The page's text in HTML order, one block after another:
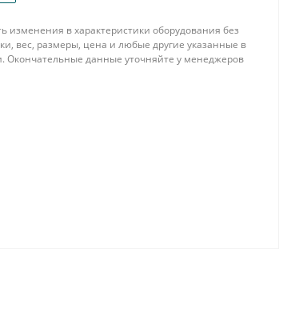
изменения в характеристики оборудования без
вес, размеры, цена и любые другие указанные в
Окончательные данные уточняйте у менеджеров